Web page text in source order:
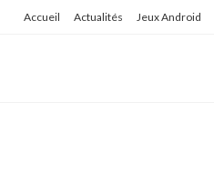
Accueil Actualités Jeux Android